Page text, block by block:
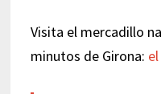
Visita el mercadillo
minutos de Girona: